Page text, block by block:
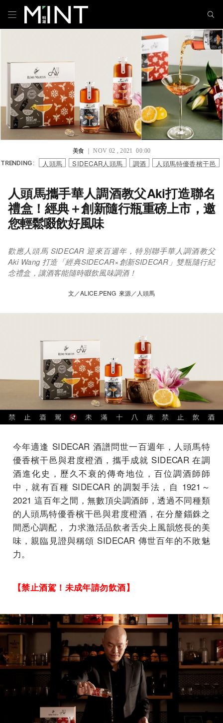
美食｜ NOV 02 , 2021 00:00
TRENDING : 人頭馬 SIDECAR人頭馬 調酒 人頭馬特優香檳干邑
人頭馬攜手華人調酒教父Aki打造聯名
禮盒！經典＋創新隨行瓶重磅上市，邀
您輕鬆啜飲好風味
歡應人頭馬 SIDECAR 迎來百週年，特別聯手華人調酒教父
Aki Wang 打造「經典SIDECAR×創新SIDECAR」雙瓶隨行紀
念禮盒，讓酒客能隨時啜飲風味調酒！
文／ALICE.PENG 來源／人頭馬
今年適逢 SIDECAR 酒譜問世一百週年，人頭馬特
優香檳干邑與君度橙酒，攜手成就 SIDECAR 在調
酒進化史，歷久不衰的傳奇地位，百位調酒師師
中，就有百種 SIDECAR 的調製手法，自 1921～
2021 這百年之間，無數頂尖調酒師，透過不同種類
的人頭馬特優香檳干邑與君度橙酒，在分釐錙銖之
間悉心調配， 力求激活品飲者舌尖上風韻悠長的美
味，親臨見證與稱頌 SIDECAR 傳世百年的不敗魅
力。
【禁止酒駕！未成年請勿飲酒】